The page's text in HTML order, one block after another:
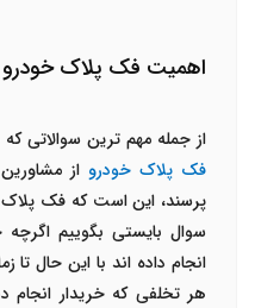
اهمیت فک پلاک خودرو
از جمله مهم ترین سوالاتی
فک پلاک خودرو از مشاورین
پرسند، این است که فک پلاک
سوال بایستی بگوییم اگرچه
انجام داده اند با این حال تا
هر تخلفی که خریدار انجام